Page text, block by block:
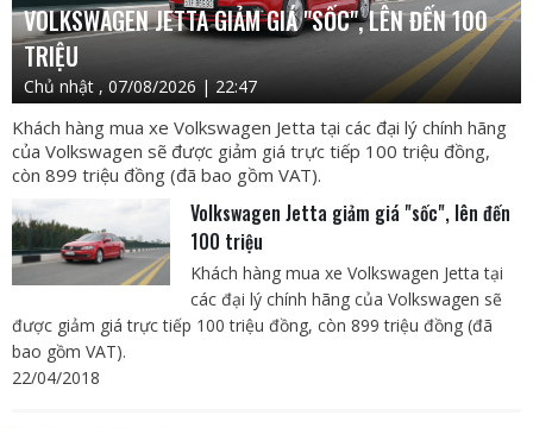
VOLKSWAGEN JETTA GIẢM GIÁ "SỐC", LÊN ĐẾN 100
TRIỆU
Chủ nhật , 07/08/2026 | 22:47
Khách hàng mua xe Volkswagen Jetta tại các đại lý chính hãng
của Volkswagen sẽ được giảm giá trực tiếp 100 triệu đồng,
còn 899 triệu đồng (đã bao gồm VAT).
Volkswagen Jetta giảm giá "sốc", lên đến
100 triệu
Khách hàng mua xe Volkswagen Jetta tại
các đại lý chính hãng của Volkswagen sẽ
được giảm giá trực tiếp 100 triệu đồng, còn 899 triệu đồng (đã
bao gồm VAT).
22/04/2018